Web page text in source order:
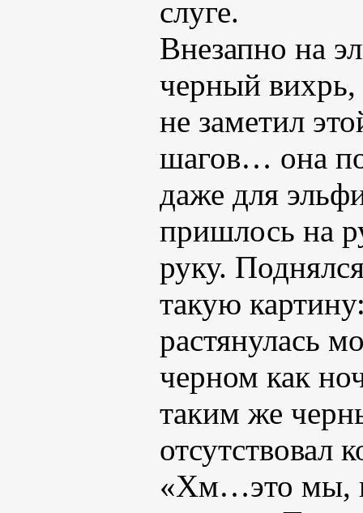
слуге.
Внезапно на
черный вихрь,
не заметил
шагов… она
даже для
пришлось на
руку.
такую
растянулась
черном как
таким же
отсутствовал
«Хм…это мы,